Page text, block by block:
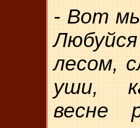
- Вот
лесом,
уши,
весне